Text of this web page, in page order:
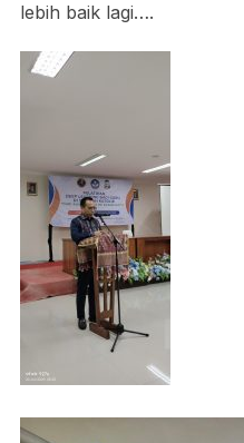
lebih baik lagi….